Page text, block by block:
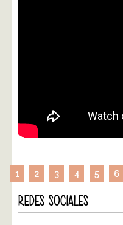
1 2 3 4 5 6
REDES SOCIALES